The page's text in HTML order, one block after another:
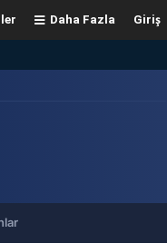
Giriş
Daha Fazla